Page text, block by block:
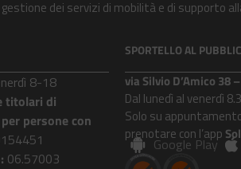
dei servizi di mobilità e di supporto
8-18
titolari di
persone con
06.57003
SPORTELLO AL
via Silvio D’Amico 38
Dal lunedì al venerdì
Solo su
prenotare con l’app
Google Play